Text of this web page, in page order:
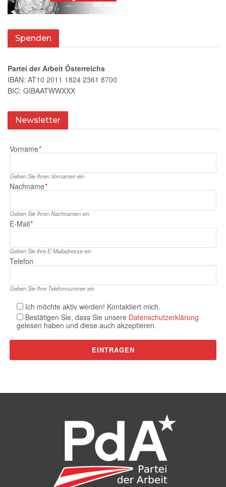
Spenden
Partei der Arbeit Österreichs
IBAN: AT10 2011 1824 2361 8700
BIC: GIBAATWWXXX
Newsletter
Vorname*
Geben Sie Ihren Vornamen ein
Nachname*
Geben Sie Ihren Nachnamen ein
E‑Mail*
Geben Sie ihre E‑Mailadresse ein
Telefon
Geben Sie Ihre Telefonnummer ein
Ich möchte aktiv werden! Kontaktiert mich.
Bestätigen Sie, dass Sie unsere Datenschutzerklärung
gelesen haben und diese auch akzeptieren.